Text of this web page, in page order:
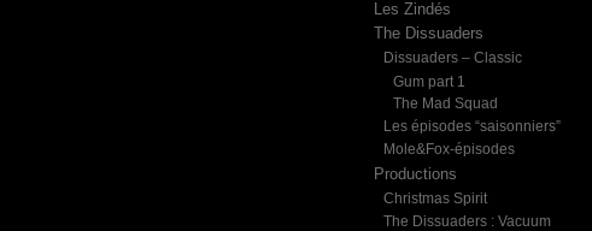
Les Zindés
The Dissuaders
Dissuaders – Classic
Gum part 1
The Mad Squad
Les épisodes “saisonniers”
Mole&Fox-épisodes
Productions
Christmas Spirit
The Dissuaders : Vacuum